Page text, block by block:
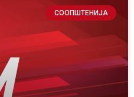
СООПШТЕНИЈА